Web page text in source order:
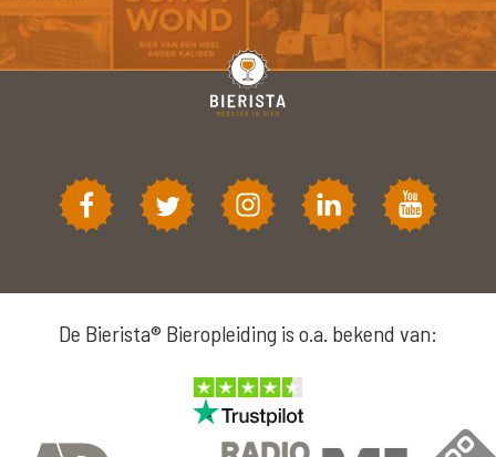
De Bierista® Bieropleiding is o.a. bekend van: